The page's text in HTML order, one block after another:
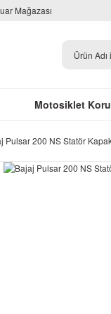
Mağazası
Motosiklet
Pulsar 200 NS Statör